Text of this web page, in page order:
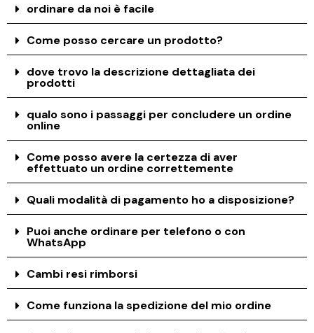
ordinare da noi è facile
Come posso cercare un prodotto?
dove trovo la descrizione dettagliata dei
prodotti
qualo sono i passaggi per concludere un ordine
online
Come posso avere la certezza di aver
effettuato un ordine correttemente
Quali modalità di pagamento ho a disposizione?
Puoi anche ordinare per telefono o con
WhatsApp
Cambi resi rimborsi
Come funziona la spedizione del mio ordine